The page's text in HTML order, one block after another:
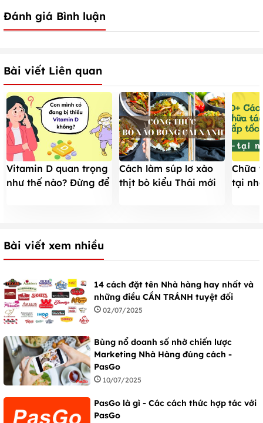
Đánh giá Bình luận
Bài viết Liên quan
Vitamin D quan trọng
như thế nào? Đừng để
Cách làm súp lơ xào
thịt bò kiểu Thái mới
Chữa
tại
Bài viết xem nhiều
14 cách đặt tên Nhà hàng hay nhất và
những điều CẦN TRÁNH tuyệt đối
02/07/2025
Bùng nổ doanh số nhờ chiến lược
Marketing Nhà Hàng đúng cách -
PasGo
10/07/2025
PasGo là gì - Các cách thức hợp tác với
PasGo